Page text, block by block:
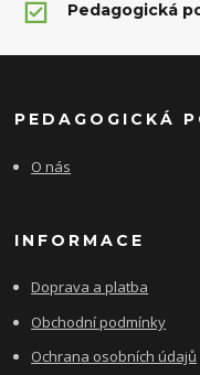
Pedagogická
PEDAGOGICKÁ
O nás
INFORMACE
Doprava a platba
Obchodní podmínky
Ochrana osobních údajů